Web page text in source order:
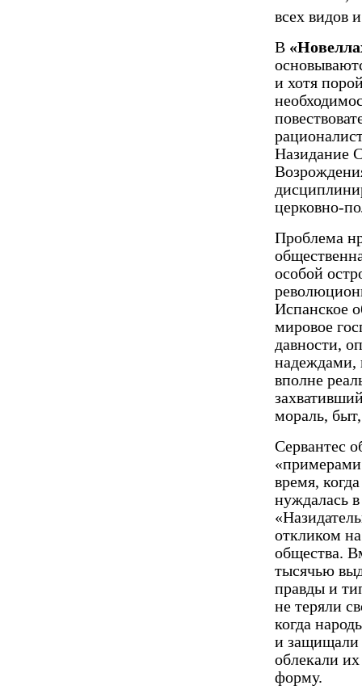
всех видов
В
и хотя
Назидание
церковно-
Проблема
особой
Испанское
мировое
давности,
надеждами,
вполне
мораль,
Сервантес
«примерами
время,
нуждалась
откликом
общества.
тысячью
правды и
не теряли
когда
и защищали
облекали
форму.